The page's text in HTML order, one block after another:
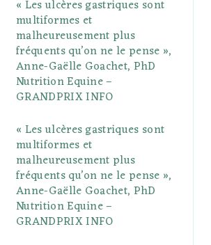
e
P
l
s
g
r
a
m
r
e
s
r
« Les ulcères gastriques sont
multiformes et
malheureusement plus
fréquents qu’on ne le pense »,
Anne-Gaëlle Goachet, PhD
Nutrition Equine –
GRANDPRIX INFO
« Les ulcères gastriques sont
multiformes et
malheureusement plus
fréquents qu’on ne le pense »,
Anne-Gaëlle Goachet, PhD
Nutrition Equine –
GRANDPRIX INFO